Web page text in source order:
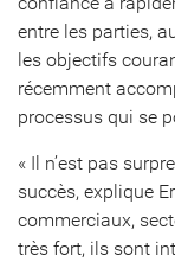
entre les parties,
les objectifs
récemment
processus qui se
« Il n’est pas
succès, explique
commerciaux,
très fort, ils sont